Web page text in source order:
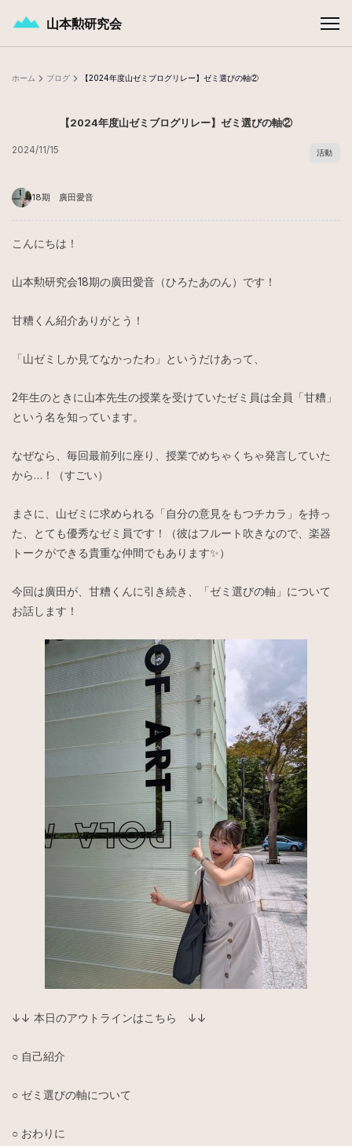
山本勲研究会
ホーム ブログ 【2024年度山ゼミブログリレー】ゼミ選びの軸②
【2024年度山ゼミブログリレー】ゼミ選びの軸②
2024/11/15 活動
18期 廣田愛音
こんにちは！
山本勲研究会18期の廣田愛音（ひろたあのん）です！
甘糟くん紹介ありがとう！
「山ゼミしか見てなかったわ」というだけあって、
2年生のときに山本先生の授業を受けていたゼミ員は全員「甘糟」
という名を知っています。
なぜなら、毎回最前列に座り、授業でめちゃくちゃ発言していた
から…！（すごい）
まさに、山ゼミに求められる「自分の意見をもつチカラ」を持っ
た、とても優秀なゼミ員です！（彼はフルート吹きなので、楽器
トークができる貴重な仲間でもあります✨）
今回は廣田が、甘糟くんに引き続き、「ゼミ選びの軸」について
お話します！
↓↓ 本日のアウトラインはこちら ↓↓
○ 自己紹介
○ ゼミ選びの軸について
○ おわりに